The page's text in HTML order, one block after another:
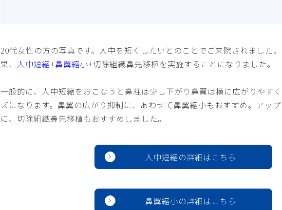
20代女性の方の写真です。人中を短くしたいとのことでご来院されました
果、 人中短縮+鼻翼縮小+切除組織鼻先移植を実施することになりました。
一般的に、人中短縮をおこなうと鼻柱は少し下がり鼻翼は横に広がりやす
ズになります。鼻翼の広がり抑制に、あわせて鼻翼縮小もおすすめ。アッ
に、切除組織鼻先移植もおすすめしました。
人中短縮の詳細はこちら
鼻翼縮小の詳細はこちら